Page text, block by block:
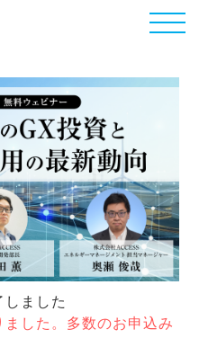
ました
した。多数のお申込み